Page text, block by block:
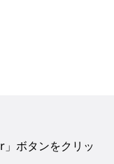
ボタンをクリッ